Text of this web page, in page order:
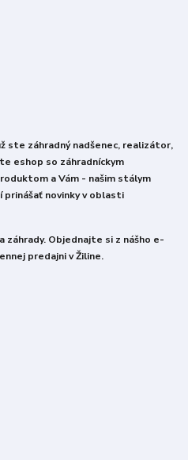
ste záhradný nadšenec, realizátor,
eshop so záhradníckym
a Vám - našim stálym
prinášať novinky v oblasti
Objednajte si z nášho e-
predajni v Žiline.